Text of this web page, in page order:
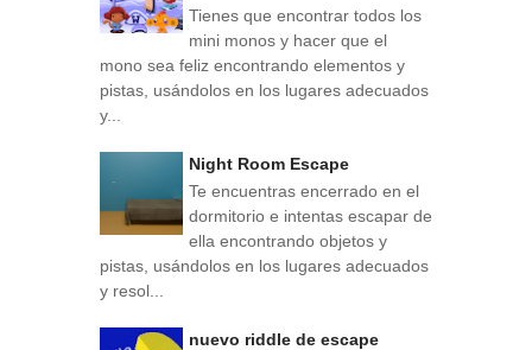
Tienes que encontrar todos los
mini monos y hacer que el
mono sea feliz encontrando elementos y
pistas, usándolos en los lugares adecuados
y...
Night Room Escape
Te encuentras encerrado en el
dormitorio e intentas escapar de
ella encontrando objetos y
pistas, usándolos en los lugares adecuados
y resol...
nuevo riddle de escape